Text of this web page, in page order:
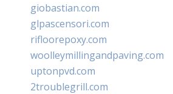
giobastian.com
glpascensori.com
rifloorepoxy.com
woolleymillingandpaving.com
uptonpvd.com
2troublegrill.com